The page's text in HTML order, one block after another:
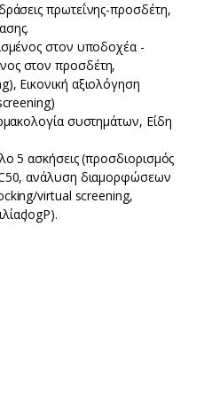
πρωτεΐνης-προσδέτη,
στον υποδοχέα -
στον προσδέτη,
Εικονική αξιολόγηση
συστημάτων, Είδη
5 ασκήσεις (προσδιορισμός
ανάλυση διαμορφώσεων
virtual screening,